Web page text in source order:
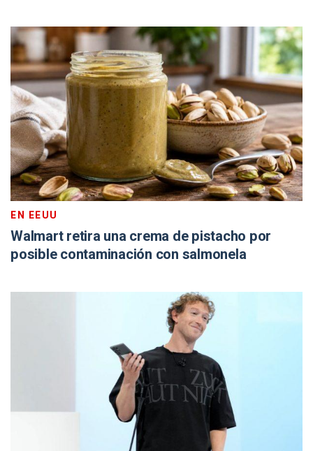
EN EEUU
Walmart retira una crema de pistacho por
posible contaminación con salmonela